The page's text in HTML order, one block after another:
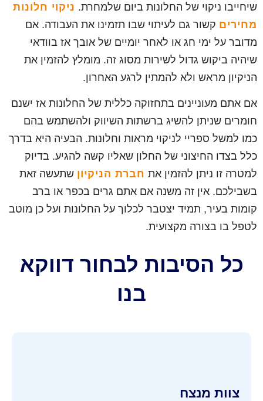
שיחייבו ניקוי של החלונות ביום שלמחרת. ניקוי חלונות
מחירים קשור גם לעיתוי שבו תזמינו את העבודה. אם
מדובר על ימי חג או לאחר יומיים של אובך אז בוודאי
שיהיה ביקוש גדול לשירות מסוג זה. מומלץ להזמין את
הניקיון מראש ולא להמתין לרגע האחרון.
אם אתם מעוניינים בתחזוקה כללית של החלונות אז ישנם
חומרים שניתן להשיג ברשתות השיווק ולהשתמש בהם
כמו למשל ספריי לניקוי מראות וחלונות. הבעיה היא בדרך
כלל בצדו החיצוני של החלון שאליו קשה להגיע. בדיוק
למטרה זו ניתן להזמין את חברת הניקיון שתעשה זאת
בשבילכם. אין זה משנה אם אתם גרים בכפר או ברב
קומות בעיר, תמיד יצטבר לכלוך על החלונות ועל כן מוטב
לטפל בו בצורה מקצועית.
כל הסיבות לבחור דווקא
בנו
צוות מנצח